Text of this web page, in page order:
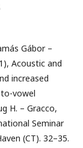
Gábor –
Acoustic and
increased
vowel
H. – Gracco,
Seminar
(CT). 32–35.